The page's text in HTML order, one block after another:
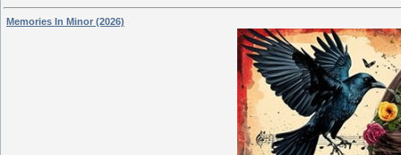
Memories In Minor (2026)